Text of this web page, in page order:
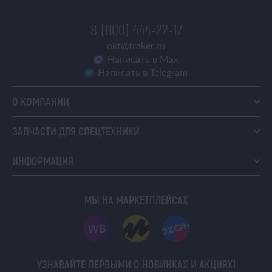
8 (800) 444-22-17
okt@traker.ru
Написать в Max
Написать в Telegram
О КОМПАНИИ
ЗАПЧАСТИ ДЛЯ СПЕЦТЕХНИКИ
ИНФОРМАЦИЯ
МЫ НА МАРКЕТПЛЕЙСАХ
УЗНАВАЙТЕ ПЕРВЫМИ О НОВИНКАХ И АКЦИЯХ!